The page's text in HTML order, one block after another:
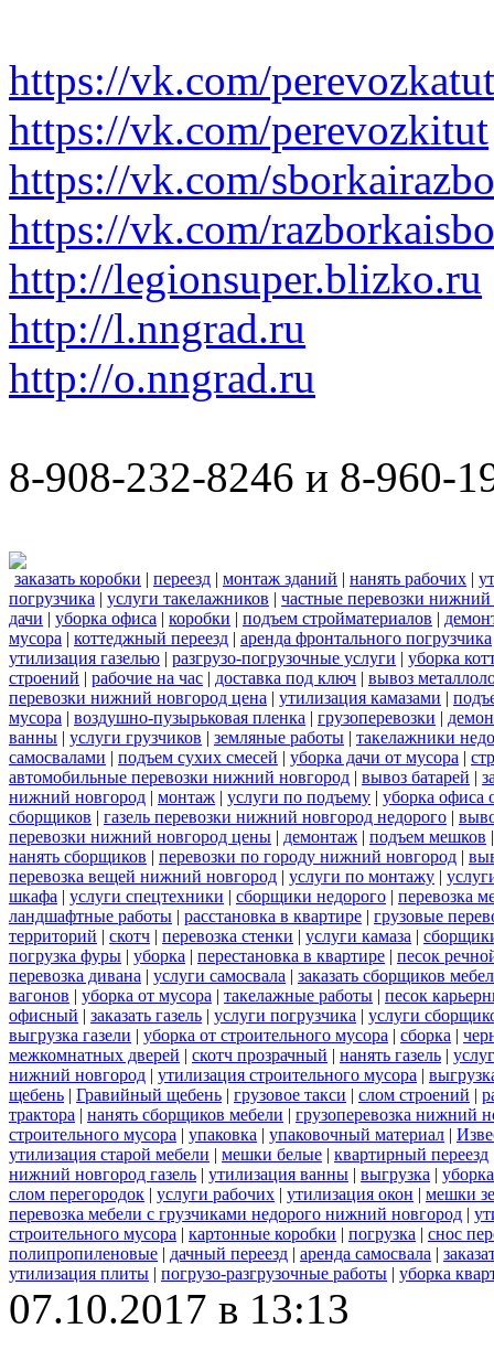
https://vk.com/perevozkatut
https://vk.com/perevozkitut
https://vk.com/
https://vk.com/
http://legionsuper.blizko.ru
http://l.nngrad.ru
http://o.nngrad.ru
8-908-232-8246 и 8-960-
заказать коробки | переезд | монтаж зданий | нанять рабочих |
погрузчика | услуги такелажников | частные перевозки нижний
дачи | уборка офиса | коробки | подъем стройматериалов |
мусора | коттеджный переезд | аренда фронтального погрузчика
утилизация газелью | разгрузо-погрузочные услуги | уборка
строений | рабочие на час | доставка под ключ | вывоз
перевозки нижний новгород цена | утилизация камазами |
мусора | воздушно-пузырьковая пленка | грузоперевозки |
ванны | услуги грузчиков | земляные работы | такелажники
самосвалами | подъем сухих смесей | уборка дачи от мусора |
автомобильные перевозки нижний новгород | вывоз батарей |
нижний новгород | монтаж | услуги по подъему | уборка офиса
сборщиков | газель перевозки нижний новгород недорого |
перевозки нижний новгород цены | демонтаж | подъем мешков
нанять сборщиков | перевозки по городу нижний новгород |
перевозка вещей нижний новгород | услуги по монтажу |
шкафа | услуги спецтехники | сборщики недорого | перевозка
ландшафтные работы | расстановка в квартире | грузовые
территорий | скотч | перевозка стенки | услуги камаза |
погрузка фуры | уборка | перестановка в квартире | песок
перевозка дивана | услуги самосвала | заказать сборщиков
вагонов | уборка от мусора | такелажные работы | песок
офисный | заказать газель | услуги погрузчика | услуги
выгрузка газели | уборка от строительного мусора | сборка |
межкомнатных дверей | скотч прозрачный | нанять газель |
нижний новгород | утилизация строительного мусора |
щебень | Гравийный щебень | грузовое такси | слом строений |
трактора | нанять сборщиков мебели | грузоперевозка нижний
строительного мусора | упаковка | упаковочный материал |
утилизация старой мебели | мешки белые | квартирный переезд
нижний новгород газель | утилизация ванны | выгрузка |
слом перегородок | услуги рабочих | утилизация окон | мешки
перевозка мебели с грузчиками недорого нижний новгород |
строительного мусора | картонные коробки | погрузка | снос
полипропиленовые | дачный переезд | аренда самосвала |
утилизация плиты | погрузо-разгрузочные работы | уборка
07.10.2017 в 13:13